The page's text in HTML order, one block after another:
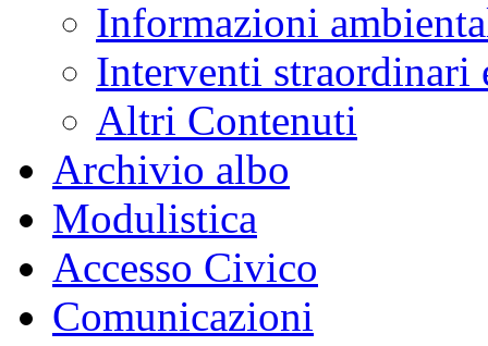
Informazioni
Interventi straordinari
Altri Contenuti
Archivio albo
Modulistica
Accesso Civico
Comunicazioni